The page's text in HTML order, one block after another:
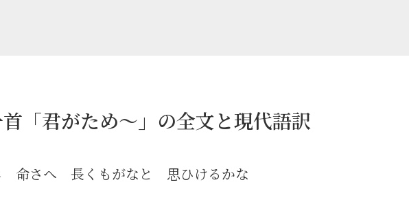
「君がため～」の全文と現代語訳
命さへ 長くもがなと 思ひけるかな